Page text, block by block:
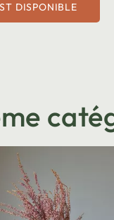
DISPONIBLE